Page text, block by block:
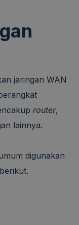
jaringan WAN
router,
lainnya.
digunakan